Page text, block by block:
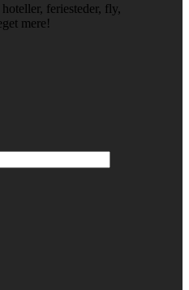
feriesteder, fly,
mere!